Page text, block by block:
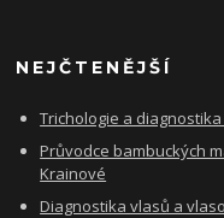
NEJČTENĚJŠÍ
Trichologie a
Průvodce bambuckých
Krainové
Diagnostika vlasů a